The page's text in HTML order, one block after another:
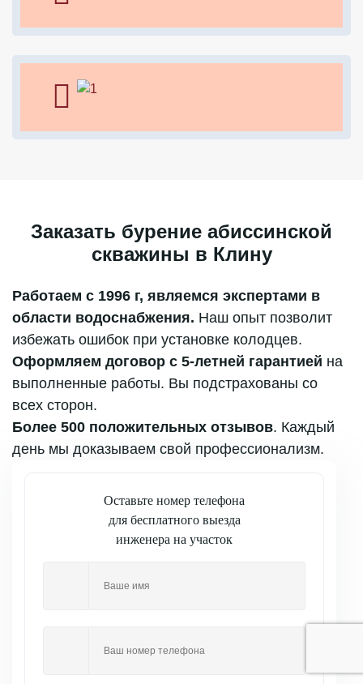
Заказать бурение абиссинской
скважины в Клину
Работаем с 1996 г, являемся экспертами в
области водоснабжения. Наш опыт позволит
избежать ошибок при установке колодцев.
Оформляем договор с 5-летней гарантией на
выполненные работы. Вы подстрахованы со
всех сторон.
Более 500 положительных отзывов. Каждый
день мы доказываем свой профессионализм.
Оставьте номер телефона
для бесплатного выезда
инженера на участок